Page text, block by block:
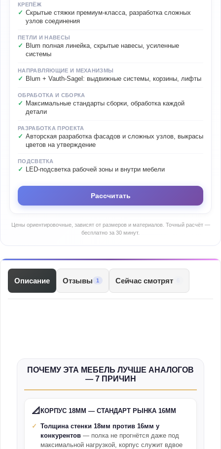
КРЕПЁЖ
Скрытые стяжки премиум-класса, разработка сложных
узлов соединения
ПЕТЛИ И НАВЕСЫ
Blum полная линейка, скрытые навесы, усиленные
системы
НАПРАВЛЯЮЩИЕ И МЕХАНИЗМЫ
Blum + Vauth-Sagel: выдвижные системы, корзины, лифты
ОБРАБОТКА И СБОРКА
Максимальные стандарты сборки, обработка каждой
детали
РАЗРАБОТКА ПРОЕКТА
Авторская разработка фасадов и сложных узлов, выкрасы
цветов на утверждение
ПОДСВЕТКА
LED-подсветка рабочей зоны и внутри мебели
Рассчитать
Цены ориентировочные, зависят от размеров и материалов. Точный расчёт —
бесплатно за 30 минут.
Описание Отзывы 1 Сейчас смотрят
ПОЧЕМУ ЭТА МЕБЕЛЬ ЛУЧШЕ АНАЛОГОВ
— 7 ПРИЧИН
📐 КОРПУС 18ММ — СТАНДАРТ РЫНКА 16ММ
Толщина стенки 18мм против 16мм у
конкурентов — полка не прогнётся даже под
максимальной нагрузкой, корпус служит вдвое